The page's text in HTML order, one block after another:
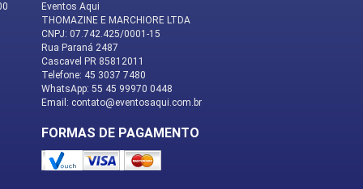
Eventos Aqui
THOMAZINE E MARCHIORE LTDA
CNPJ: 07.742.425/0001-15
Rua Paraná 2487
Cascavel PR 85812011
Telefone: 45 3037 7480
WhatsApp: 55 45 99970 0448
Email: contato@eventosaqui.com.br
FORMAS DE PAGAMENTO